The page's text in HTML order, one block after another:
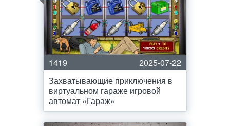
1419
2025-07-22
Захватывающие приключения в
виртуальном гараже игровой
автомат «Гараж»